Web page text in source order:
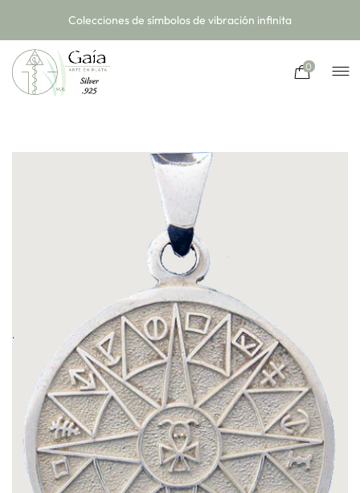
Colecciones de símbolos de vibración infinita
0